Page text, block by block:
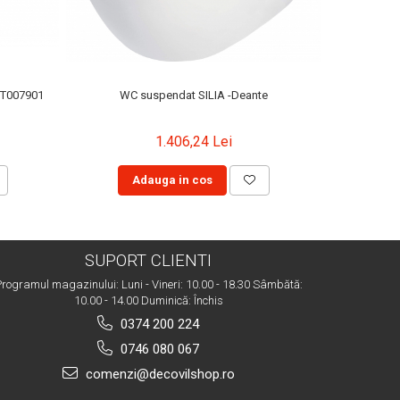
WC suspendat SILIA -Deante
1.406,24 Lei
Adauga in cos
SUPORT CLIENTI
magazinului: Luni - Vineri: 10.00 - 18.30 Sâmbătă:
10.00 - 14.00 Duminică: Închis
0374 200 224
0746 080 067
comenzi@decovilshop.ro